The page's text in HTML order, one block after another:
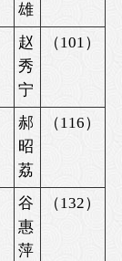
雄
赵
秀
宁
（101）
郝
昭
荔
（116）
谷
惠
萍
（132）